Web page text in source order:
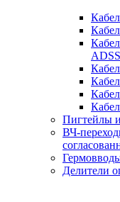
ADSS
Пигтейлы
ВЧ-
Делители